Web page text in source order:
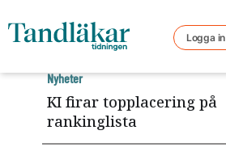
Logga in
KI firar topplacering på
rankinglista
Nyheter